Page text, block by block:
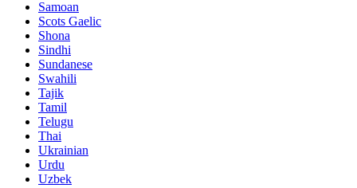
Samoan
Scots Gaelic
Shona
Sindhi
Sundanese
Swahili
Tajik
Tamil
Telugu
Thai
Ukrainian
Urdu
Uzbek